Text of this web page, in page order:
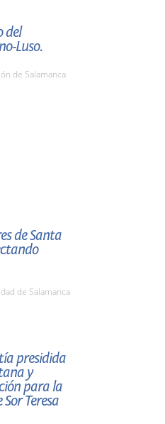
del
Luso.
de Salamanca
de Santa
de Salamanca
presidida
y
para la
Teresa